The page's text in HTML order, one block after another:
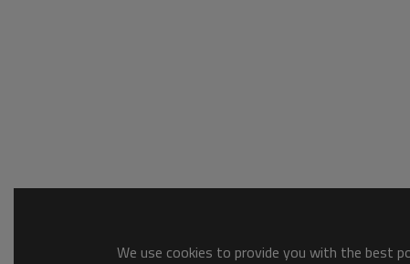
We use cookies to provide you with the best